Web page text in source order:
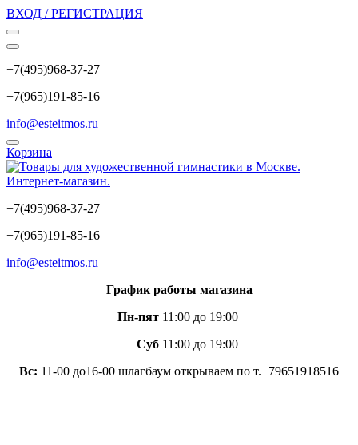
ВХОД / РЕГИСТРАЦИЯ
+7(495)968-37-27
+7(965)191-85-16
info@esteitmos.ru
Корзина
+7(495)968-37-27
+7(965)191-85-16
info@esteitmos.ru
График работы магазина
Пн-пят11:00 до 19:00
Суб11:00 до 19:00
Вс: 11-00 до16-00 шлагбаум открываем по т.+79651918516